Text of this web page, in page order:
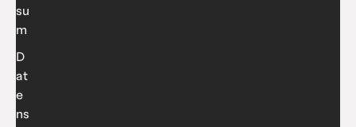
su
m
D
at
e
ns